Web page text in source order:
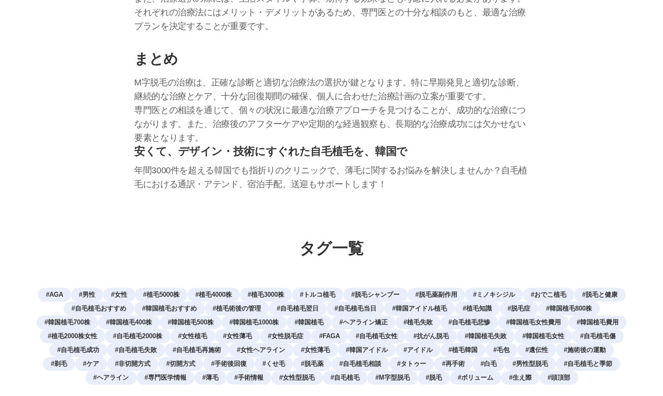
それぞれの治療法にはメリット・デメリットがあるため、専門医との十分な相談のもと、最適な治療
プランを決定することが重要です。
まとめ
M字脱毛の治療は、正確な診断と適切な治療法の選択が鍵となります。特に早期発見と適切な診断、
継続的な治療とケア、十分な回復期間の確保、個人に合わせた治療計画の立案が重要です。
専門医との相談を通じて、個々の状況に最適な治療アプローチを見つけることが、成功的な治療につ
ながります。また、治療後のアフターケアや定期的な経過観察も、長期的な治療成功には欠かせない
要素となります。
安くて、デザイン・技術にすぐれた自毛植毛を、韓国で
年間3000件を超える韓国でも指折りのクリニックで、薄毛に関するお悩みを解決しませんか？自毛植
毛における通訳・アテンド、宿泊手配、送迎もサポートします！
タグ一覧
#AGA #男性 #女性 #植毛5000株 #植毛4000株 #植毛3000株 #トルコ植毛 #脱毛シャンプー #脱毛薬副作用 #ミノキシジル #おでこ植毛 #脱毛と健康
#自毛植毛おすすめ #韓国植毛おすすめ #植毛術後の管理 #自毛植毛翌日 #自毛植毛当日 #韓国アイドル植毛 #植毛知識 #脱毛症 #韓国植毛800株
#韓国植毛700株 #韓国植毛400株 #韓国植毛500株 #韓国植毛1000株 #韓国植毛 #ヘアライン矯正 #植毛失敗 #自毛植毛悲惨 #韓国植毛女性費用 #韓国植毛費用
#植毛2000株女性 #自毛植毛2000株 #女性植毛 #女性薄毛 #女性脱毛症 #FAGA #自毛植毛女性 #抗がん脱毛 #韓国植毛失敗 #韓国植毛女性 #自毛植毛傷
#自毛植毛成功 #自毛植毛失敗 #自毛植毛再施術 #女性ヘアライン #女性薄毛 #韓国アイドル #アイドル #植毛韓国 #毛包 #遺伝性 #施術後の運動
#剃毛 #ケア #非切開方式 #切開方式 #手術後回復 # くせ毛 #脱毛薬 #自毛植毛相談 #タトゥー #再手術 #白毛 #男性型脱毛 #自毛植毛と季節
#ヘアライン #専門医学情報 #薄毛 #手術情報 #女性型脱毛 #自毛植毛 #M字型脱毛 #脱毛 #ボリューム #生え際 #頭頂部